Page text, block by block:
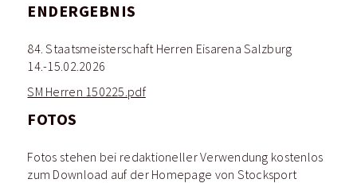
ENDERGEBNIS
84. Staatsmeisterschaft Herren Eisarena Salzburg
14.-15.02.2026
SM Herren 150225.pdf
FOTOS
Fotos stehen bei redaktioneller Verwendung kostenlos
zum Download auf der Homepage von Stocksport